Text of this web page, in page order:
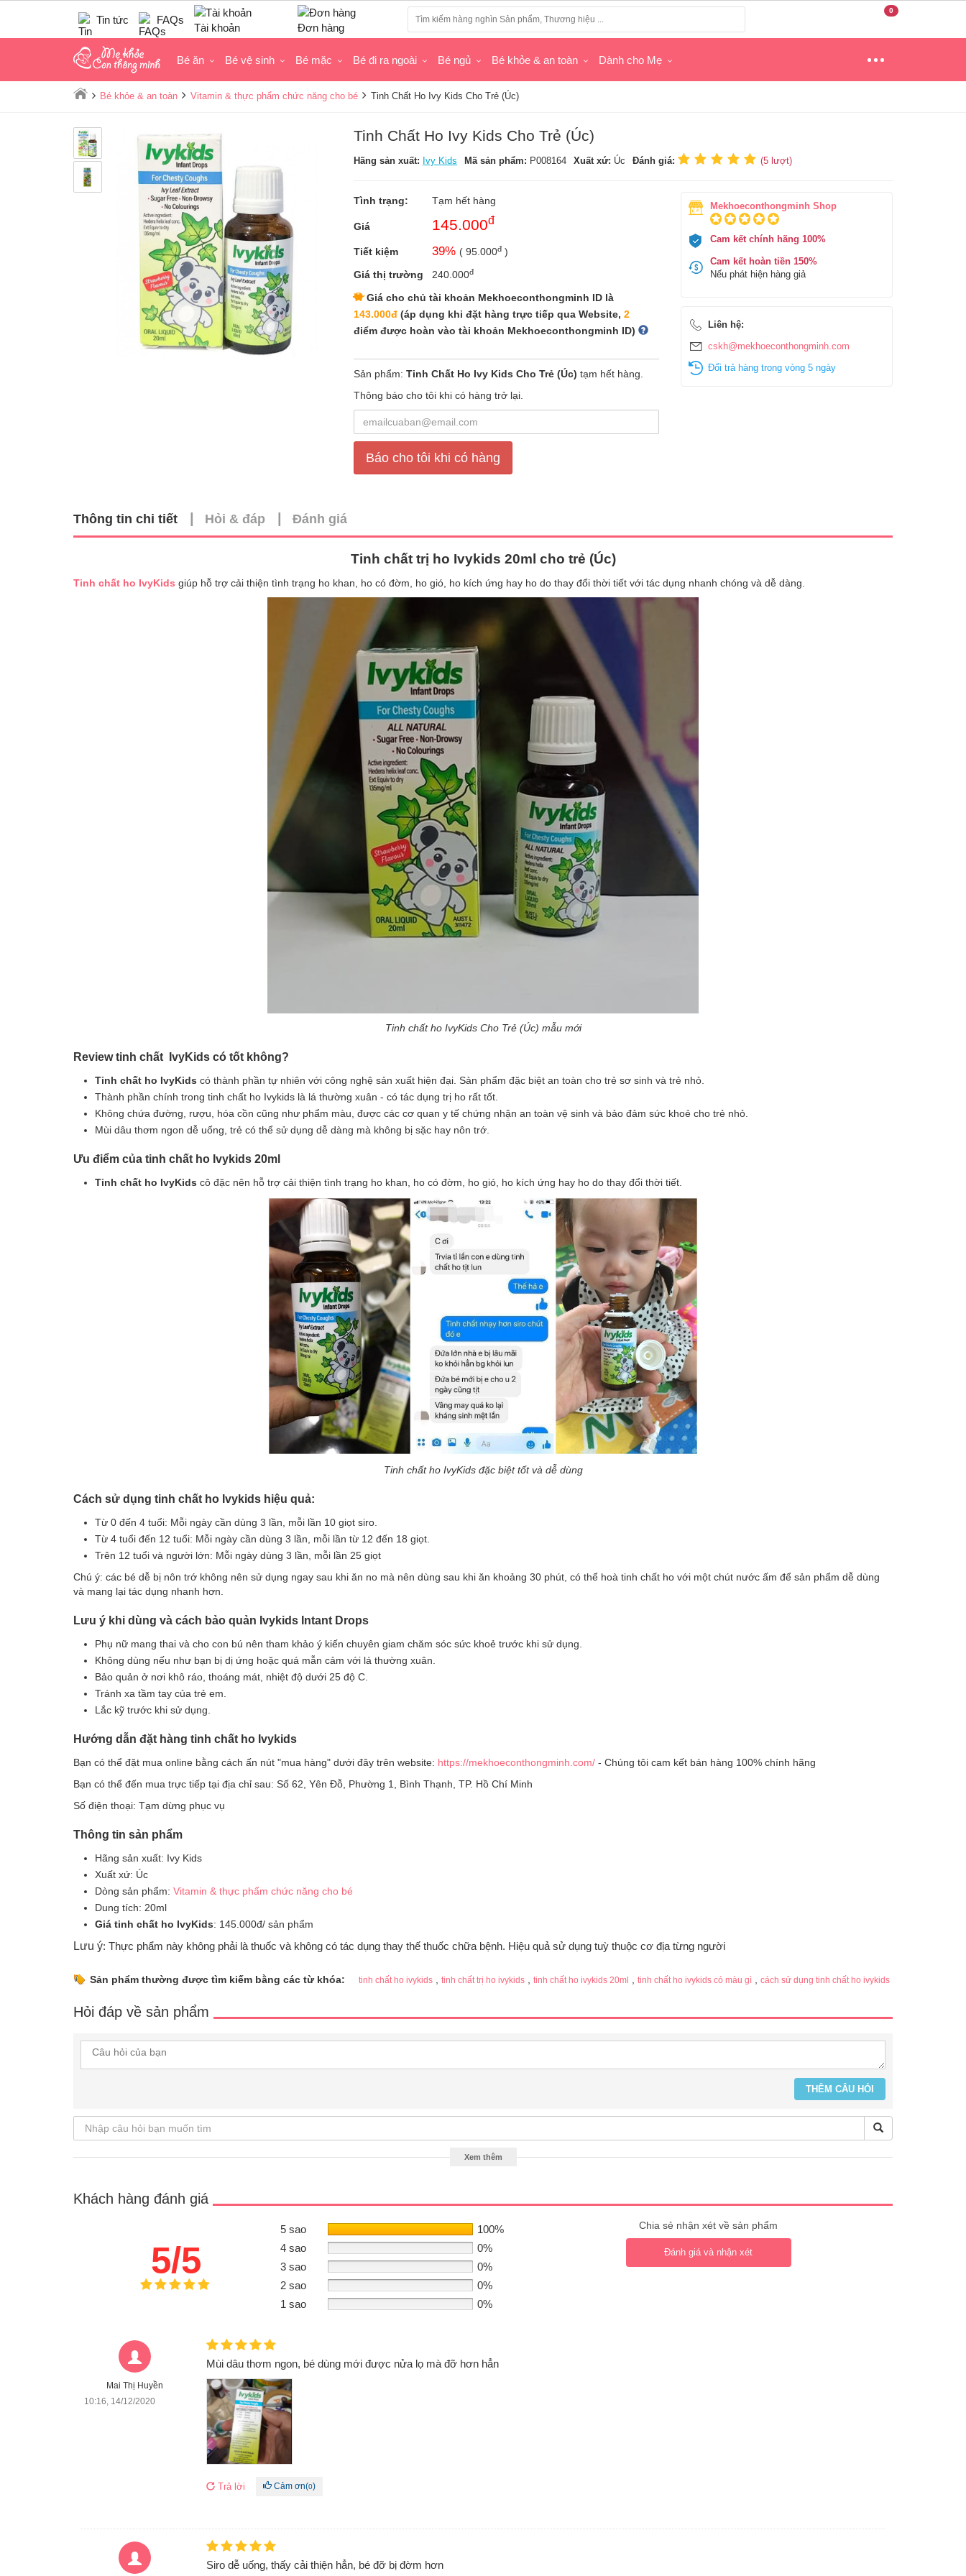
Tin tức FAQs
Tài khoản Đơn hàng
0
Bé ăn Bé vệ sinh Bé mặc Bé đi ra ngoài Bé ngủ Bé khỏe & an toàn Dành cho Mẹ
Bé khỏe & an toàn Vitamin & thực phẩm chức năng cho bé Tinh Chất Ho Ivy Kids Cho Trẻ (Úc)
Tinh Chất Ho Ivy Kids Cho Trẻ (Úc)
Hãng sản xuất: Ivy Kids Mã sản phẩm: P008164 Xuất xứ: Úc Đánh giá: (5 lượt)
Tình trạng: Tạm hết hàng
Giá 145.000đ
Tiết kiệm 39% ( 95.000đ )
Giá thị trường
240.000đ
Giá cho chủ tài khoản Mekhoeconthongminh ID là
143.000đ (áp dụng khi đặt hàng trực tiếp qua Website, 2
điểm được hoàn vào tài khoản Mekhoeconthongminh ID)
Sản phẩm: Tinh Chất Ho Ivy Kids Cho Trẻ (Úc) tạm hết hàng.
Thông báo cho tôi khi có hàng trở lại.
Báo cho tôi khi có hàng
Mekhoeconthongminh Shop
Cam kết chính hãng 100%
Cam kết hoàn tiền 150%
Nếu phát hiện hàng giả
Liên hệ:
cskh@mekhoeconthongminh.com
Đổi trả hàng trong vòng 5 ngày
Thông tin chi tiết Hỏi & đáp Đánh giá
Tinh chất trị ho Ivykids 20ml cho trẻ (Úc)
Tinh chất ho IvyKids giúp hỗ trợ cải thiện tình trạng ho khan, ho có đờm, ho gió, ho kích ứng hay ho do thay đổi thời tiết với tác dụng nhanh chóng và dễ dàng.
Tinh chất ho IvyKids Cho Trẻ (Úc) mẫu mới
Review tinh chất IvyKids có tốt không?
Tinh chất ho IvyKids có thành phần tự nhiên với công nghệ sản xuất hiện đại. Sản phẩm đặc biệt an toàn cho trẻ sơ sinh và trẻ nhỏ.
Thành phần chính trong tinh chất ho Ivykids là lá thường xuân - có tác dụng trị ho rất tốt.
Không chứa đường, rượu, hóa cồn cũng như phẩm màu, được các cơ quan y tế chứng nhận an toàn vệ sinh và bảo đảm sức khoẻ cho trẻ nhỏ.
Mùi dâu thơm ngon dễ uống, trẻ có thể sử dụng dễ dàng mà không bị sặc hay nôn trớ.
Ưu điểm của tinh chất ho Ivykids 20ml
Tinh chất ho IvyKids cô đặc nên hỗ trợ cải thiện tình trạng ho khan, ho có đờm, ho gió, ho kích ứng hay ho do thay đổi thời tiết.
Tinh chất ho IvyKids đặc biệt tốt và dễ dùng
Cách sử dụng tinh chất ho Ivykids hiệu quả:
Từ 0 đến 4 tuổi: Mỗi ngày cần dùng 3 lần, mỗi lần 10 giọt siro.
Từ 4 tuổi đến 12 tuổi: Mỗi ngày cần dùng 3 lần, mỗi lần từ 12 đến 18 giọt.
Trên 12 tuổi và người lớn: Mỗi ngày dùng 3 lần, mỗi lần 25 giọt
Chú ý: các bé dễ bị nôn trớ không nên sử dụng ngay sau khi ăn no mà nên dùng sau khi ăn khoảng 30 phút, có thể hoà tinh chất ho với một chút nước ấm để sản phẩm dễ dùng
và mang lại tác dụng nhanh hơn.
Lưu ý khi dùng và cách bảo quản Ivykids Intant Drops
Phụ nữ mang thai và cho con bú nên tham khảo ý kiến chuyên giam chăm sóc sức khoẻ trước khi sử dụng.
Không dùng nếu như bạn bị dị ứng hoặc quá mẫn cảm với lá thường xuân.
Bảo quản ở nơi khô ráo, thoáng mát, nhiệt độ dưới 25 độ C.
Tránh xa tầm tay của trẻ em.
Lắc kỹ trước khi sử dụng.
Hướng dẫn đặt hàng tinh chất ho Ivykids
Bạn có thể đặt mua online bằng cách ấn nút "mua hàng" dưới đây trên website: https://mekhoeconthongminh.com/ - Chúng tôi cam kết bán hàng 100% chính hãng
Bạn có thể đến mua trực tiếp tại địa chỉ sau: Số 62, Yên Đỗ, Phường 1, Bình Thạnh, TP. Hồ Chí Minh
Số điện thoại: Tạm dừng phục vụ
Thông tin sản phẩm
Hãng sản xuất: Ivy Kids
Xuất xứ: Úc
Dòng sản phẩm: Vitamin & thực phẩm chức năng cho bé
Dung tích: 20ml
Giá tinh chất ho IvyKids: 145.000đ/ sản phẩm
Lưu ý: Thực phẩm này không phải là thuốc và không có tác dụng thay thế thuốc chữa bệnh. Hiệu quả sử dụng tuỳ thuộc cơ địa từng người
Sản phẩm thường được tìm kiếm bằng các từ khóa: tinh chất ho ivykids , tinh chất trị ho ivykids , tinh chất ho ivykids 20ml , tinh chất ho ivykids có màu gì , cách sử dụng tinh chất ho ivykids
Hỏi đáp về sản phẩm
Xem thêm
Khách hàng đánh giá
5/5
5 sao
100%
4 sao
0%
3 sao
0%
2 sao
0%
1 sao
0%
Chia sẻ nhận xét về sản phẩm
Đánh giá và nhận xét
Mai Thị Huyền
10:16, 14/12/2020
Mùi dâu thơm ngon, bé dùng mới được nửa lọ mà đỡ hơn hẳn
Trả lời Cảm ơn(0)
Siro dễ uống, thấy cải thiện hẳn, bé đỡ bị đờm hơn